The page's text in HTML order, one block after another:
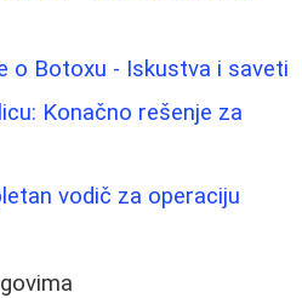
o Botoxu - Iskustva i saveti
Konačno rešenje za
vodič za operaciju